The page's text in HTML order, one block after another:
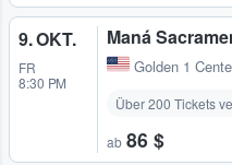
9. OKT.
FR
8:30 PM
Maná
Golden 1
Über 200 Tickets
ab 86 $